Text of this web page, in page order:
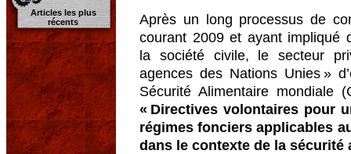
Articles les plus
récents
Après un long processus de
courant 2009 et ayant impliqué
la société civile, le secteur
agences des Nations Unies »
Sécurité Alimentaire mondiale
« Directives volontaires pour
régimes fonciers applicables
dans le contexte de la sécurité